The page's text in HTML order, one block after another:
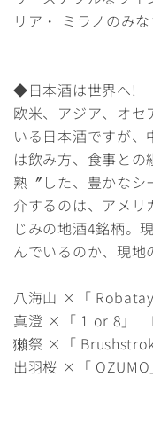
リア・ ミラノのみ
◆日本酒は世界へ!
欧米、アジア、オ
いる日本酒ですが
は飲み方、食事と
熟〞した、豊かなシ
介するのは、アメリ
じみの地酒4銘柄。
んでいるのか、現地
八海山 ×「
真澄 ×「 1 or 8」
獺祭 ×「
出羽桜 ×「